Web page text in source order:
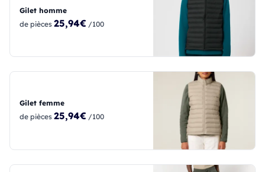
Gilet homme
de pièces 25,94€ /100
Gilet femme
de pièces 25,94€ /100